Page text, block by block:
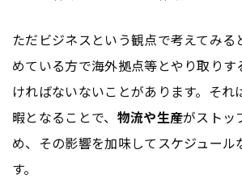
ただビジネスという観点で考えてみる
めている方で海外拠点等とやり取り
ければないないことがあります。それ
暇となることで、 物流や生産がストッ
め、その影響を加味してスケジュール
す。